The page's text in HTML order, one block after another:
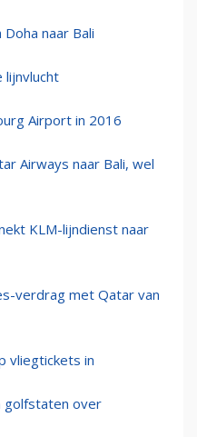
naar Bali
lijnvlucht
Airport in 2016
Airways naar Bali, wel
KLM-lijndienst naar
verdrag met Qatar van
vliegtickets in
golfstaten over